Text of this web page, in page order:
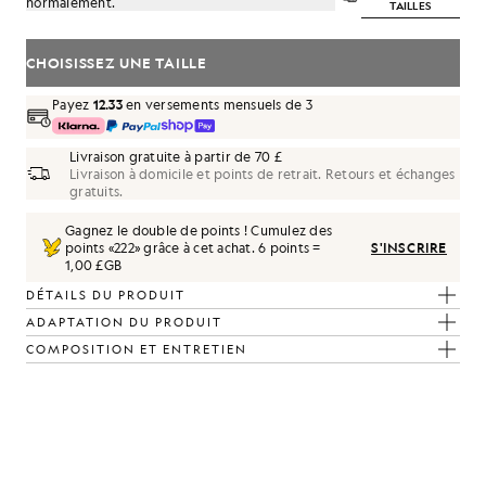
botanique, couleur vert tendre
TAILLES
CHOISISSEZ UNE TAILLE
Payez 12.33en versements mensuels de 3
Livraison gratuite à partir de 70 £
Livraison à domicile et points de retrait. Retours et échanges
gratuits.
Gagnez le double de points ! Cumulez des
points «222» grâce à cet achat.6 points =
1,00 £GB
S'INSCRIRE
DÉTAILS DU PRODUIT
ADAPTATION DU PRODUIT
COMPOSITION ET ENTRETIEN